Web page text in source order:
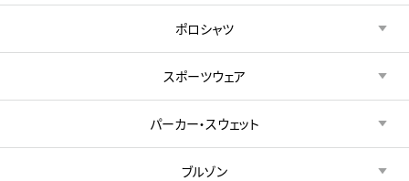
ポロシャツ
スポーツウェア
パーカー・スウェット
ブルゾン